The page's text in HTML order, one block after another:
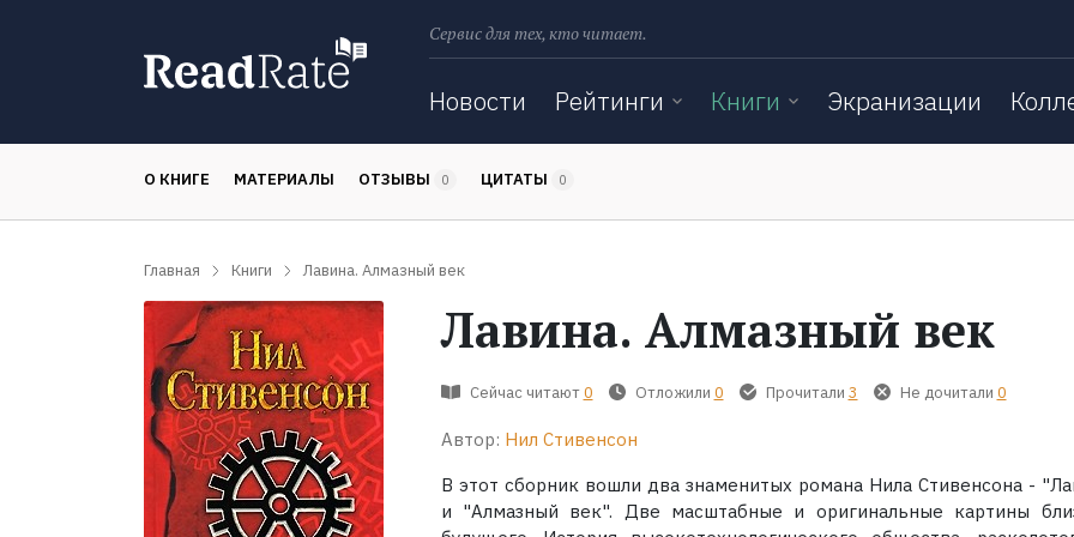
Сервис для тех, кто читает.
Новости Рейтинги Книги Экранизации
О КНИГЕ МАТЕРИАЛЫ ОТЗЫВЫ 0 ЦИТАТЫ 0
Главная Книги Лавина. Алмазный век
Лавина. Алмазный век
Сейчас читают 0 Отложили 0 Прочитали 3 Не дочитали 0
Автор: Нил Стивенсон
В этот сборник вошли два знаменитых романа Нила Стивенсона -
и "Алмазный век". Две масштабные и оригинальные картины